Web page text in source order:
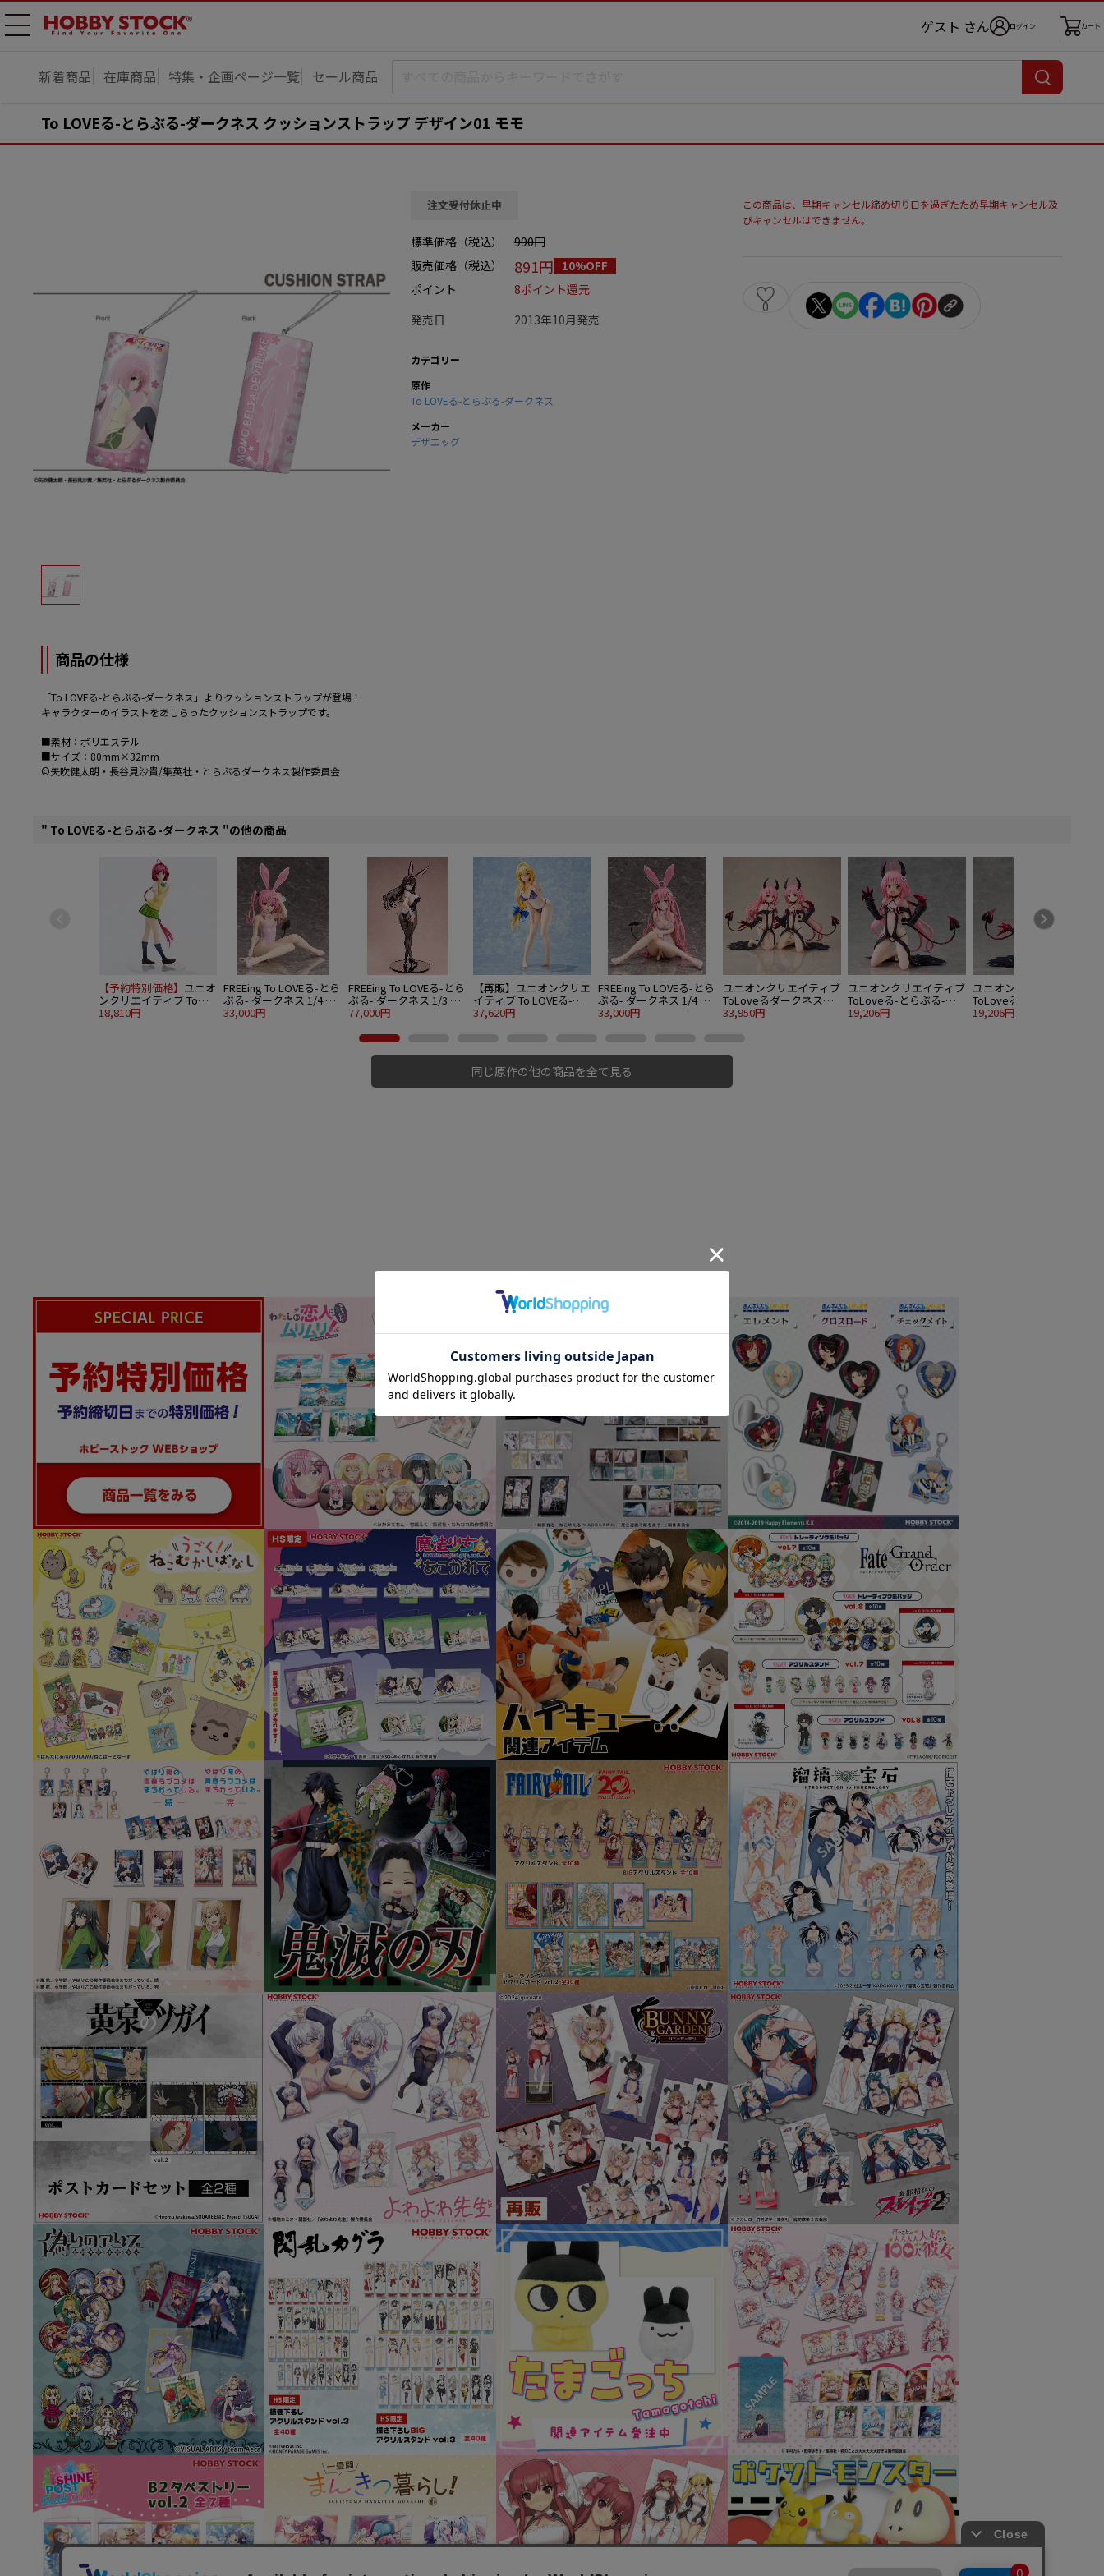
メニ
ゲスト さん ログイン カート
新着商品 在庫商品 特集・企画ページ一覧 セール商品
To LOVEる-とらぶる-ダークネス クッションストラップ デザイン01 モモ
注文受付休止中
標準価格（税込）
990円
販売価格（税込）
891円 10%OFF
ポイント
8ポイント還元
発売日
2013年10月発売
カテゴリー
原作
To LOVEる-とらぶる-ダークネス
メーカー
デザエッグ
この商品は、早期キャンセル締め切り日を過ぎたため早期キャンセル及
びキャンセルはできません。
0
商品の仕様
「To LOVEる-とらぶる-ダークネス」よりクッションストラップが登場！
キャラクターのイラストをあしらったクッションストラップです。
■素材：ポリエステル
■サイズ：80mm×32mm
©矢吹健太朗・長谷見沙貴/集英社・とらぶるダークネス製作委員会
" To LOVEる-とらぶる-ダークネス "の他の商品
【予約特別価格】 ユニオ
ンクリエイティブ To
LOVEる-とらぶる- ダー
18,810円
FREEing To LOVEる-とら
ぶる- ダークネス 1/4 ナ
ナ・アスタ・デビルーク
33,000円
FREEing To LOVEる-とら
ぶる- ダークネス 1/3 古
手川唯 バニーVer.（決済
77,000円
【再販】ユニオンクリエ
イティブ To LOVEる-と
らぶる- ダークネス 水着
37,620円
FREEing To LOVEる-とら
ぶる- ダークネス 1/4 ラ
ラ・サタリン・デビルー
33,000円
ユニオンクリエイティブ
ToLoveるダークネスシ
リーズ ララ・サタリ
33,950円
ユニオンクリエイティブ
ToLoveる-とらぶる-ダ
ークネスシリーズ ラ
19,206円
ユニオンクリエイティブ
ToLoveる-とらぶる-ダ
ークネスシリーズ モ
19,206円
同じ原作の他の商品を全て見る